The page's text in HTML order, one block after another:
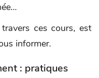
ces cours, est
informer.
: pratiques